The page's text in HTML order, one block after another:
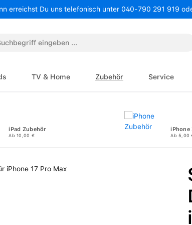
erreichst Du uns telefonisch unter 040-790 291 919
TV & Home Zubehör Service
iPad Zubehör
Ab 10,00 €
iPhone
Ab 5,00